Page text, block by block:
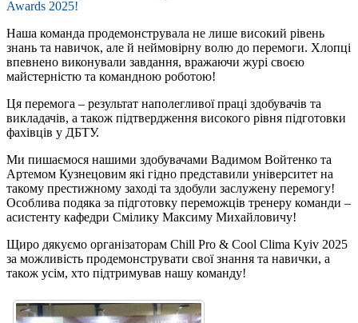
Awards 2025!
Наша команда продемонструвала не лише високий рівень
знань та навичок, але й неймовірну волю до перемоги. Хлопці
впевнено виконували завдання, вражаючи журі своєю
майстерністю та командною роботою!
Ця перемога – результат наполегливої праці здобувачів та
викладачів, а також підтвердження високого рівня підготовки
фахівців у ДБТУ.
Ми пишаємося нашими здобувачами Вадимом Войтенко та
Артемом Кузнецовим які гідно представили університет на
такому престижному заході та здобули заслужену перемогу!
Особлива подяка за підготовку переможців тренеру команди –
асистенту кафедри Смілику Максиму Михайловичу!
Щиро дякуємо організаторам Chill Pro & Cool Clima Kyiv 2025
за можливість продемонструвати свої знання та навички, а
також усім, хто підтримував нашу команду!